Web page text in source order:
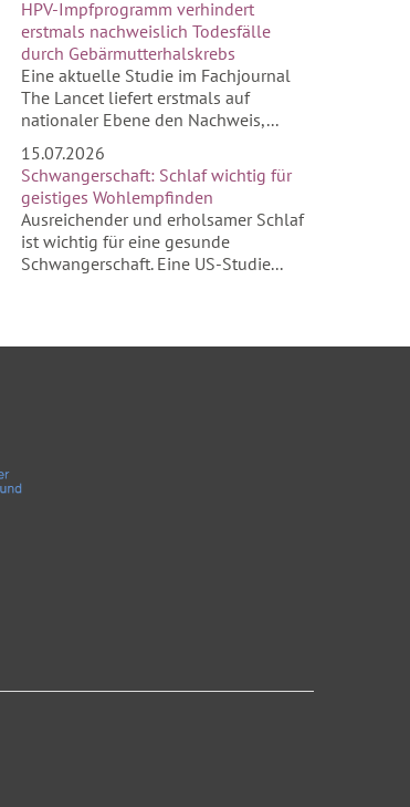
HPV-Impfprogramm verhindert
erstmals nachweislich Todesfälle
durch Gebärmutterhalskrebs
Eine aktuelle Studie im Fachjournal
The Lancet liefert erstmals auf
nationaler Ebene den Nachweis,...
15.07.2026
Schwangerschaft: Schlaf wichtig für
geistiges Wohlempfinden
Ausreichender und erholsamer Schlaf
ist wichtig für eine gesunde
Schwangerschaft. Eine US-Studie...